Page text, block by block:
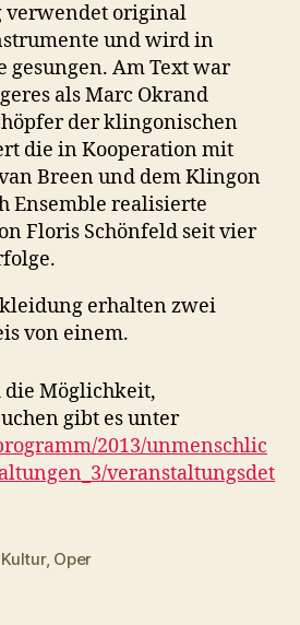
verwendet original
und wird in
gesungen. Am Text war
als Marc Okrand
der klingonischen
die in Kooperation mit
Breen und dem Klingon
Ensemble realisierte
Floris Schönfeld seit vier
erhalten zwei
von einem.
Möglichkeit,
gibt es unter
2013/unmenschlic
veranstaltungsdet
Kultur, Oper